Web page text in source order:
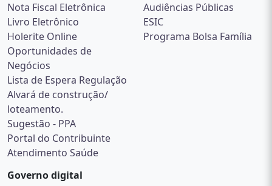
Nota Fiscal Eletrônica
Livro Eletrônico
Holerite Online
Oportunidades de
Negócios
Lista de Espera Regulação
Alvará de construção/
loteamento.
Sugestão - PPA
Portal do Contribuinte
Atendimento Saúde
Audiências Públicas
ESIC
Programa Bolsa Família
Governo digital